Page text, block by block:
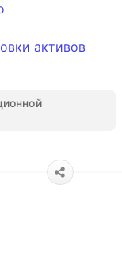
активов